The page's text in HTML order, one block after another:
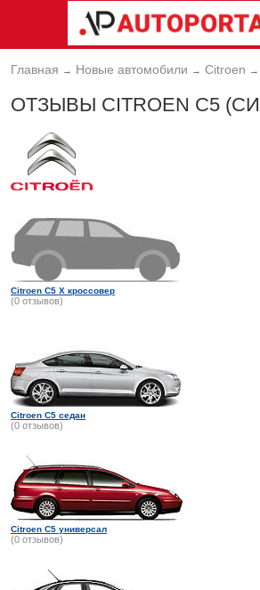
Главная → Новые автомобили → Citroen →
ОТЗЫВЫ CITROEN C5
Citroen C5 X кроссовер
(0 отзывов)
Citroen C5 седан
(0 отзывов)
Citroen C5 универсал
(0 отзывов)